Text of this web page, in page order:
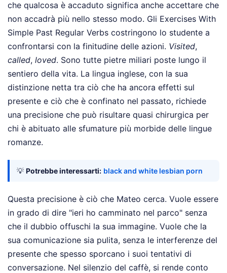
che qualcosa è accaduto significa anche accettare che
non accadrà più nello stesso modo. Gli Exercises With
Simple Past Regular Verbs costringono lo studente a
confrontarsi con la finitudine delle azioni. Visited,
called, loved. Sono tutte pietre miliari poste lungo il
sentiero della vita. La lingua inglese, con la sua
distinzione netta tra ciò che ha ancora effetti sul
presente e ciò che è confinato nel passato, richiede
una precisione che può risultare quasi chirurgica per
chi è abituato alle sfumature più morbide delle lingue
romanze.
💡 Potrebbe interessarti: black and white lesbian porn
Questa precisione è ciò che Mateo cerca. Vuole essere
in grado di dire "ieri ho camminato nel parco" senza
che il dubbio offuschi la sua immagine. Vuole che la
sua comunicazione sia pulita, senza le interferenze del
presente che spesso sporcano i suoi tentativi di
conversazione. Nel silenzio del caffè, si rende conto